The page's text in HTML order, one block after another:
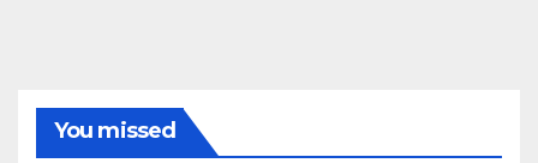
You missed